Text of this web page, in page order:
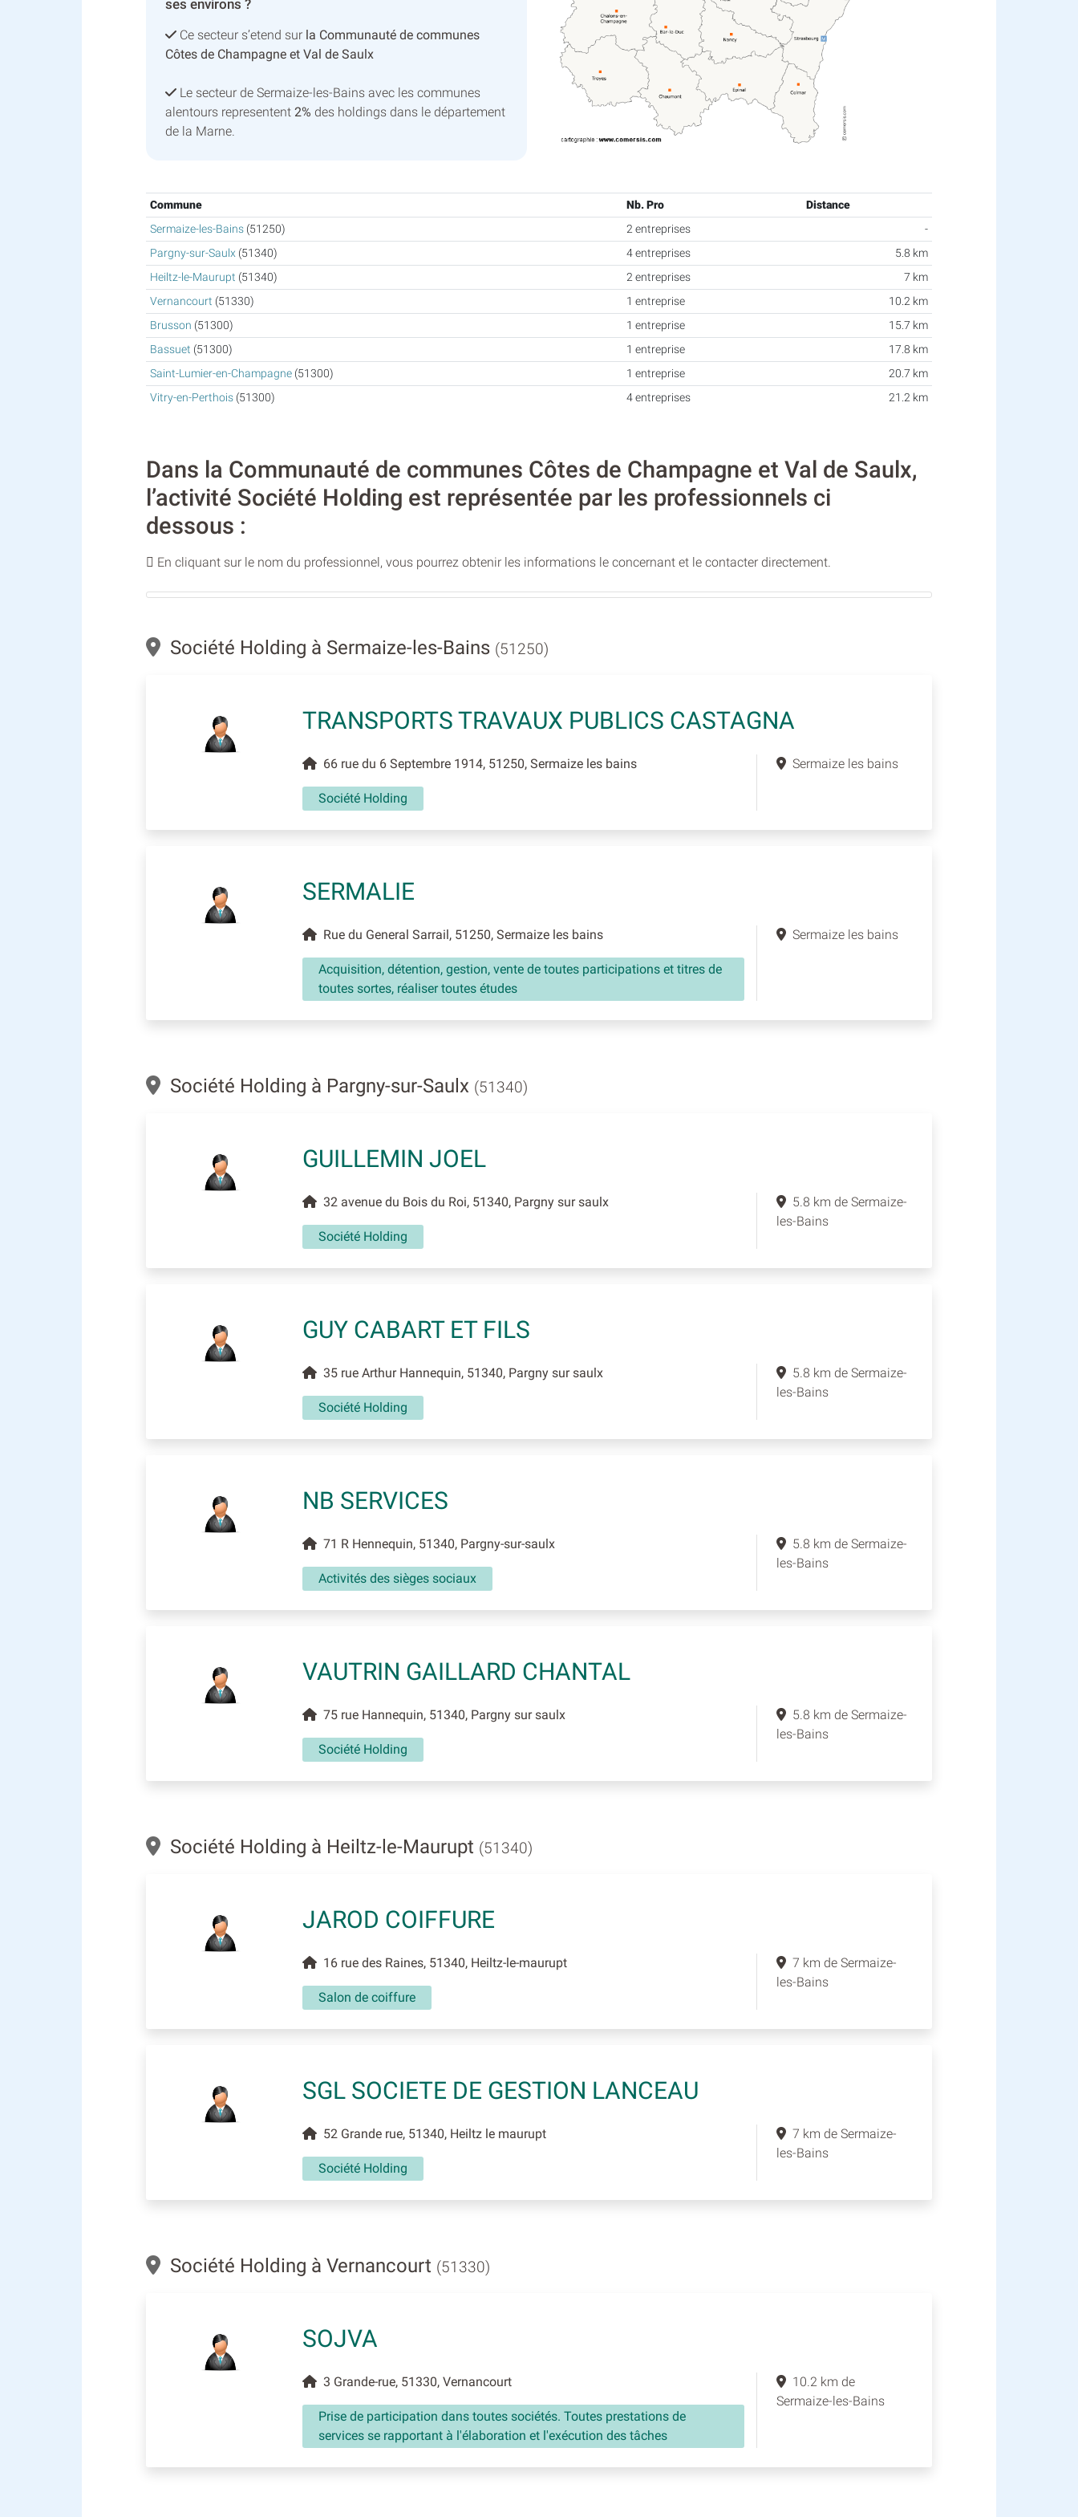
ses environs ?
Ce secteur s’etend sur la Communauté de communes
Côtes de Champagne et Val de Saulx
Le secteur de Sermaize-les-Bains avec les communes
alentours representent 2% des holdings dans le département
de la Marne.
Commune Nb. Pro
Distance
Sermaize-les-Bains(51250) 2 entreprises
-
Pargny-sur-Saulx(51340) 4 entreprises
5.8 km
Heiltz-le-Maurupt (51340) 2 entreprises
7 km
Vernancourt (51330) 1 entreprise
10.2 km
Brusson (51300) 1 entreprise
15.7 km
Bassuet (51300) 1 entreprise
17.8 km
Saint-Lumier-en-Champagne(51300) 1 entreprise
20.7 km
Vitry-en-Perthois(51300) 4 entreprises 21.2 km
Dans la Communauté de communes Côtes de Champagne et Val de Saulx,
l’activité Société Holding est représentée par les professionnels ci
dessous :
En cliquant sur le nom du professionnel, vous pourrez obtenir les informations le concernant et le contacter directement.
Société Holding à Sermaize-les-Bains (51250)
TRANSPORTS TRAVAUX PUBLICS CASTAGNA
66 rue du 6 Septembre 1914, 51250, Sermaize les bains
Société Holding
Sermaize les bains
SERMALIE
Rue du General Sarrail, 51250, Sermaize les bains
Acquisition, détention, gestion, vente de toutes participations et titres de
toutes sortes, réaliser toutes études
Sermaize les bains
Société Holding à Pargny-sur-Saulx (51340)
GUILLEMIN JOEL
32 avenue du Bois du Roi, 51340, Pargny sur saulx
Société Holding
5.8 km de Sermaize-
les-Bains
GUY CABART ET FILS
35 rue Arthur Hannequin, 51340, Pargny sur saulx
Société Holding
5.8 km de Sermaize-
les-Bains
NB SERVICES
71 R Hennequin, 51340, Pargny-sur-saulx
Activités des sièges sociaux
5.8 km de Sermaize-
les-Bains
VAUTRIN GAILLARD CHANTAL
75 rue Hannequin, 51340, Pargny sur saulx
Société Holding
5.8 km de Sermaize-
les-Bains
Société Holding à Heiltz-le-Maurupt (51340)
JAROD COIFFURE
16 rue des Raines, 51340, Heiltz-le-maurupt
Salon de coiffure
7 km de Sermaize-
les-Bains
SGL SOCIETE DE GESTION LANCEAU
52 Grande rue, 51340, Heiltz le maurupt
Société Holding
7 km de Sermaize-
les-Bains
Société Holding à Vernancourt (51330)
SOJVA
3 Grande-rue, 51330, Vernancourt
Prise de participation dans toutes sociétés. Toutes prestations de
services se rapportant à l'élaboration et l'exécution des tâches
10.2 km de
Sermaize-les-Bains